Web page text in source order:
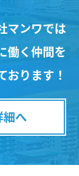
マンワでは
働く仲間を
おります！
へ